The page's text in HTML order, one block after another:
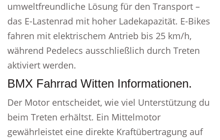
umweltfreundliche Lösung für den Transport –
das E-Lastenrad mit hoher Ladekapazität. E-Bikes
fahren mit elektrischem Antrieb bis 25 km/h,
während Pedelecs ausschließlich durch Treten
aktiviert werden.
BMX Fahrrad Witten Informationen.
Der Motor entscheidet, wie viel Unterstützung du
beim Treten erhältst. Ein Mittelmotor
gewährleistet eine direkte Kraftübertragung auf